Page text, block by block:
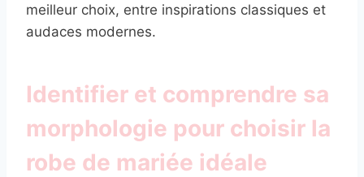
meilleur choix, entre inspirations classiques et
audaces modernes.
Identifier et comprendre sa
morphologie pour choisir la
robe de mariée idéale